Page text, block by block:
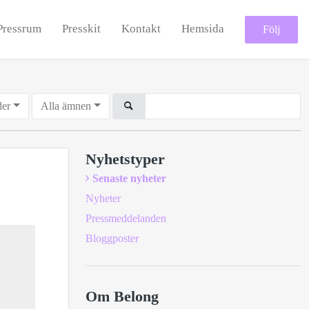
Presskit Kontakt Hemsida Följ
Alla ämnen
Nyhetstyper
Senaste nyheter
Nyheter
Pressmeddelanden
Bloggposter
Om Belong